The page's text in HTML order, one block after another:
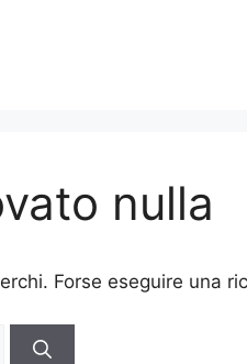
nulla
Forse eseguire una